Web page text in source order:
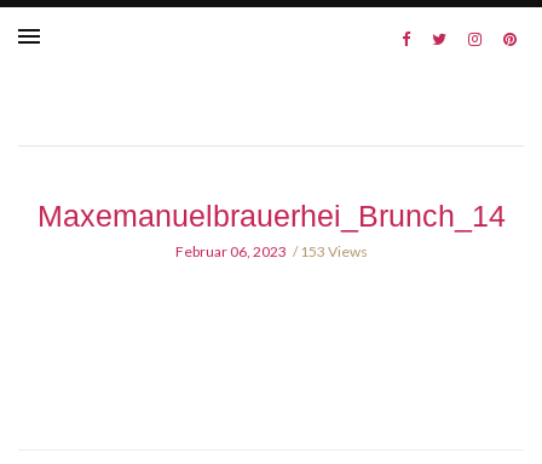
Maxemanuelbrauerhei_Brunch_14
Februar 06, 2023 153 Views